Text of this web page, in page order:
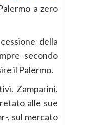
a zero
della
secondo
il Palermo.
Zamparini,
alle sue
, sul mercato